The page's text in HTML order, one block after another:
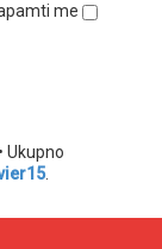
me
Ukupno
.